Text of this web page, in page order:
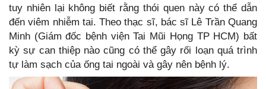
tuy nhiên lại không biết rằng thói quen này có thể dẫn
đến viêm nhiễm tai. Theo thạc sĩ, bác sĩ Lê Trần Quang
Minh (Giám đốc bệnh viện Tai Mũi Họng TP HCM) bất
kỳ sự can thiệp nào cũng có thể gây rối loạn quá trình
tự làm sạch của ống tai ngoài và gây nên bệnh lý.